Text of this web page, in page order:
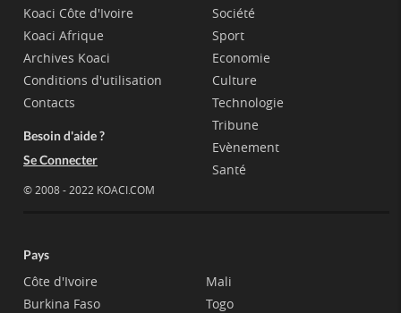
Koaci Côte d'Ivoire
Koaci Afrique
Archives Koaci
Conditions d'utilisation
Contacts
Besoin d'aide ?
Se Connecter
© 2008 - 2022 KOACI.COM
Société
Sport
Economie
Culture
Technologie
Tribune
Evènement
Santé
Pays
Côte d'Ivoire
Burkina Faso
Mali
Togo